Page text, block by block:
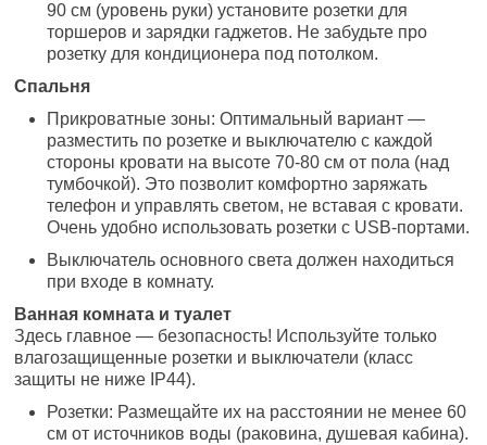
90 см (уровень руки) установите розетки для
торшеров и зарядки гаджетов. Не забудьте про
розетку для кондиционера под потолком.
Спальня
Прикроватные зоны: Оптимальный вариант —
разместить по розетке и выключателю с каждой
стороны кровати на высоте 70-80 см от пола (над
тумбочкой). Это позволит комфортно заряжать
телефон и управлять светом, не вставая с кровати.
Очень удобно использовать розетки с USB-портами.
Выключатель основного света должен находиться
при входе в комнату.
Ванная комната и туалет
Здесь главное — безопасность! Используйте только
влагозащищенные розетки и выключатели (класс
защиты не ниже IP44).
Розетки: Размещайте их на расстоянии не менее 60
см от источников воды (раковина, душевая кабина).